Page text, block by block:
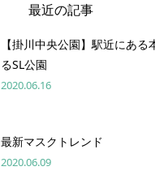
最近の記事
【掛川中央公園】駅近にある
るSL公園
2020.06.16
最新マスクトレンド
2020.06.09